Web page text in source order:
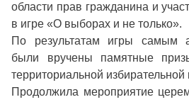
области прав гражданина и
в игре «О выборах и не только».
По результатам игры самым
были вручены памятные
территориальной избирательной
Продолжила мероприятие